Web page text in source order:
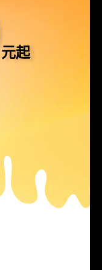
元起